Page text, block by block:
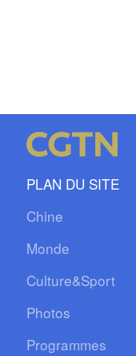
PLAN DU SITE
Chine
Monde
Culture&Sport
Photos
Programmes